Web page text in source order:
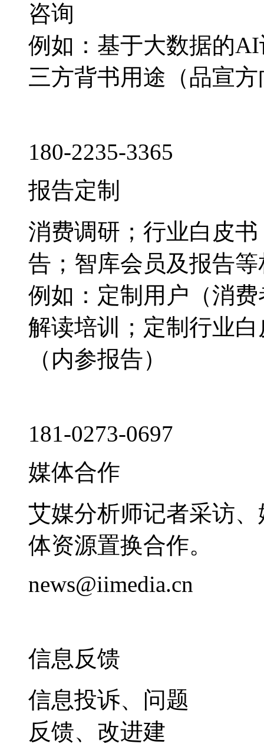
咨询
例如：基于大数据的
三方背书用途（品宣
180-2235-3365
报告定制
消费调研；行业白皮
告；智库会员及报告
例如：定制用户（消
解读培训；定制行业
（内参报告）
181-0273-0697
媒体合作
艾媒分析师记者采访
体资源置换合作。
news@iimedia.cn
信息反馈
信息投诉、问题
反馈、改进建